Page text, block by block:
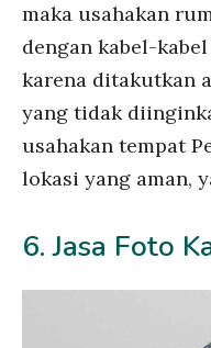
maka usahakan
dengan kabel-
karena ditakutkan
yang tidak
usahakan tempat
lokasi yang aman,
6. Jasa Foto